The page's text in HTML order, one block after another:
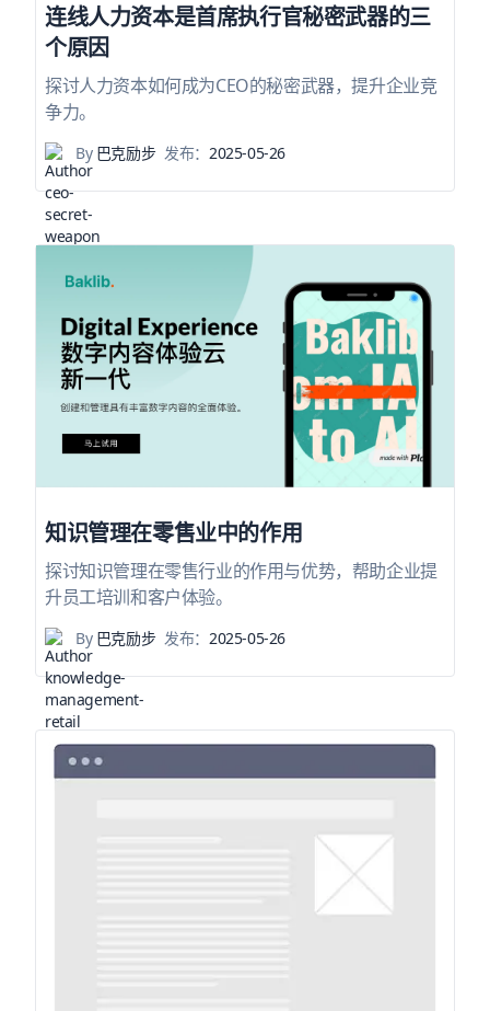
连线人力资本是首席执行官秘密武器的三
个原因
探讨人力资本如何成为CEO的秘密武器，提升企业竞
争力。
By巴克励步 发布： 2025-05-26
知识管理在零售业中的作用
探讨知识管理在零售行业的作用与优势，帮助企业提
升员工培训和客户体验。
By巴克励步 发布：2025-05-26